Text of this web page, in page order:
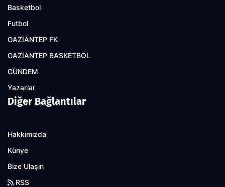
Basketbol
Futbol
GAZİANTEP FK
GAZİANTEP BASKETBOL
GÜNDEM
Yazarlar
Diğer Bağlantılar
Hakkımızda
Künye
Bize Ulaşın
RSS